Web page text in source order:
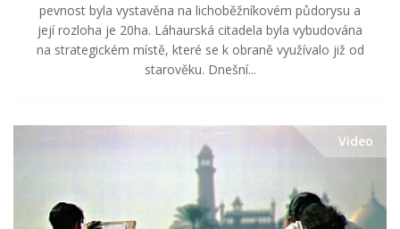
pevnost byla vystavěna na lichoběžníkovém půdorysu a
její rozloha je 20ha. Láhaurská citadela byla vybudována
na strategickém místě, které se k obraně využívalo již od
starověku. Dnešní...
Video